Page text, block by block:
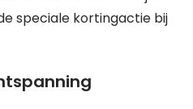
speciale kortingactie bij